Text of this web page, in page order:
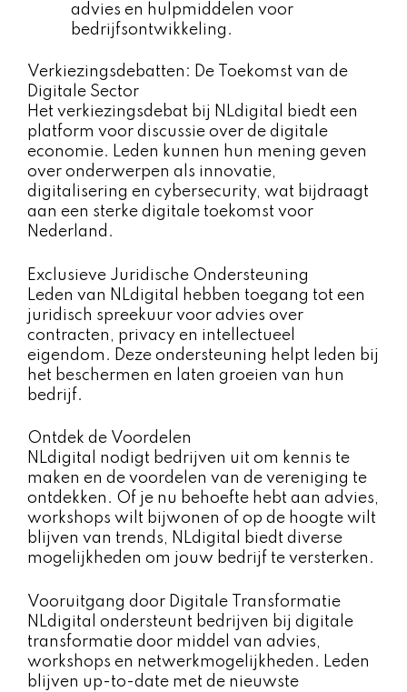
advies en hulpmiddelen voor
bedrijfsontwikkeling.
Verkiezingsdebatten: De Toekomst van de
Digitale Sector
Het verkiezingsdebat bij NLdigital biedt een
platform voor discussie over de digitale
economie. Leden kunnen hun mening geven
over onderwerpen als innovatie,
digitalisering en cybersecurity, wat bijdraagt
aan een sterke digitale toekomst voor
Nederland.
Exclusieve Juridische Ondersteuning
Leden van NLdigital hebben toegang tot een
juridisch spreekuur voor advies over
contracten, privacy en intellectueel
eigendom. Deze ondersteuning helpt leden bij
het beschermen en laten groeien van hun
bedrijf.
Ontdek de Voordelen
NLdigital nodigt bedrijven uit om kennis te
maken en de voordelen van de vereniging te
ontdekken. Of je nu behoefte hebt aan advies,
workshops wilt bijwonen of op de hoogte wilt
blijven van trends, NLdigital biedt diverse
mogelijkheden om jouw bedrijf te versterken.
Vooruitgang door Digitale Transformatie
NLdigital ondersteunt bedrijven bij digitale
transformatie door middel van advies,
workshops en netwerkmogelijkheden. Leden
blijven up-to-date met de nieuwste